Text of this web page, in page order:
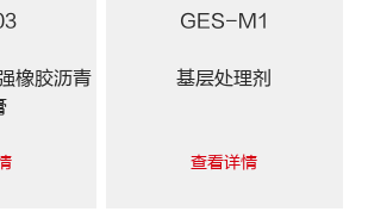
橡胶沥青
GES-M1
基层处理剂
查看详情